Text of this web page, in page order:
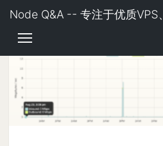
Node Q&A -- 专注于优质